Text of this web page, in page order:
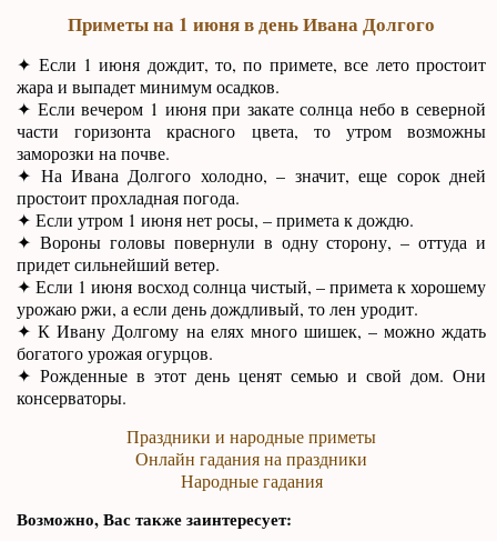
Приметы на 1 июня в день Ивана Долгого
✦ Если 1 июня дождит, то, по примете, все лето простоит
жара и выпадет минимум осадков.
✦ Если вечером 1 июня при закате солнца небо в северной
части горизонта красного цвета, то утром возможны
заморозки на почве.
✦ На Ивана Долгого холодно, – значит, еще сорок дней
простоит прохладная погода.
✦ Если утром 1 июня нет росы, – примета к дождю.
✦ Вороны головы повернули в одну сторону, – оттуда и
придет сильнейший ветер.
✦ Если 1 июня восход солнца чистый, – примета к хорошему
урожаю ржи, а если день дождливый, то лен уродит.
✦ К Ивану Долгому на елях много шишек, – можно ждать
богатого урожая огурцов.
✦ Рожденные в этот день ценят семью и свой дом. Они
консерваторы.
Праздники и народные приметы
Онлайн гадания на праздники
Народные гадания
Возможно, Вас также заинтересует: